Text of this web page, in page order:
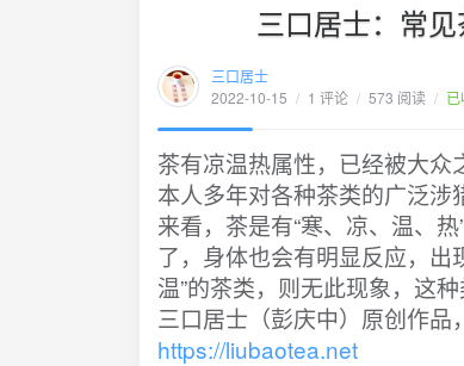
三口居士：常
三口居士
2022-10-15 / 1 评论 / 573 阅读 /
茶有凉温热属性，已经被大众
本人多年对各种茶类的广泛
来看，茶是有“寒、凉、温、
了，身体也会有明显反应，出
温”的茶类，则无此现象，这
三口居士（彭庆中）原创作品
https://liubaotea.net